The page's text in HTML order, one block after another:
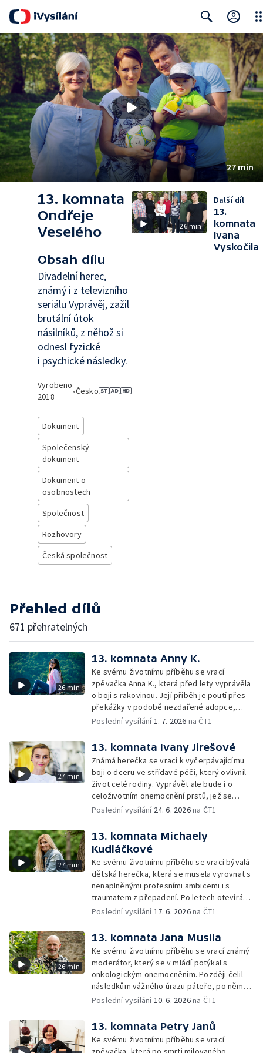
Search
27 min
13. komnata
Ondřeje
Veselého
Obsah dílu
Divadelní herec,
známý i z televizního
seriálu Vyprávěj, zažil
brutální útok
násilníků, z něhož si
odnesl fyzické
i psychické následky.
Vyrobeno
2018
•Česko
Dokument
Společenský
dokument
Dokument o
osobnostech
Společnost
Rozhovory
Česká společnost
26 min
Další díl
13.
komnata
Ivana
Vyskočila
Přehled dílů
671 přehratelných
26 min
13. komnata Anny K.
Ke svému životnímu příběhu se vrací
zpěvačka Anna K., která před lety vyprávěla
o boji s rakovinou. Její příběh je poutí přes
překážky v podobě nezdařené adopce,
druhé zhoubné nemoci, odchodu životního
vyrovnání.
Poslední vysílání1. 7. 2026 na ČT1
27 min
13. komnata Ivany Jirešové
Známá herečka se vrací k vyčerpávajícímu
boji o dceru ve střídavé péči, který ovlivnil
život celé rodiny. Vyprávět ale bude i o
celoživotním onemocnění prstů, jež se
vlivem dlouhodobého stresu a soudních
Poslední vysílání 24. 6. 2026na ČT1
27 min
13. komnata Michaely
Kudláčkové
Ke svému životnímu příběhu se vrací bývalá
dětská herečka, která se musela vyrovnat s
nenaplněnými profesními ambicemi i s
traumatem z přepadení. Po letech otevírá
téma osobní bezpečnosti, viny a cesty k
Poslední vysílání17. 6. 2026na ČT1
26 min
13. komnata Jana Musila
Ke svému životnímu příběhu se vrací známý
moderátor, který se v mládí potýkal s
onkologickým onemocněním. Později čelil
následkům vážného úrazu páteře, po němž
mu hrozilo ochrnutí. Nakonec se ale dokázal
Poslední vysílání10. 6. 2026na ČT1
13. komnata Petry Janů
Ke svému životnímu příběhu se vrací